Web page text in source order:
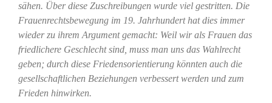
sähen. Über diese Zuschreibungen wurde viel gestritten. Die
Frauenrechtsbewegung im 19. Jahrhundert hat dies immer
wieder zu ihrem Argument gemacht: Weil wir als Frauen das
friedlichere Geschlecht sind, muss man uns das Wahlrecht
geben; durch diese Friedensorientierung könnten auch die
gesellschaftlichen Beziehungen verbessert werden und zum
Frieden hinwirken.